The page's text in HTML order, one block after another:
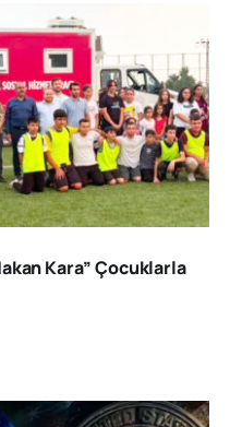
Kara” Çocuklarla